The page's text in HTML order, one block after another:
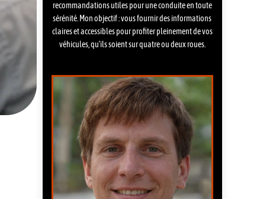
recommandations utiles pour une conduite en toute
sérénité. Mon objectif : vous fournir des informations
claires et accessibles pour profiter pleinement de vos
véhicules, qu’ils soient sur quatre ou deux roues.